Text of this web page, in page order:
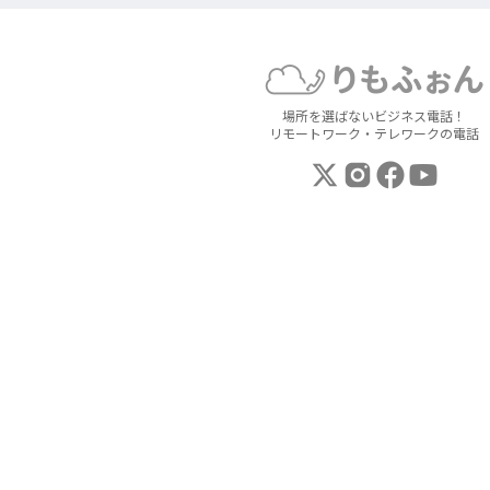
場所を選ばないビジネス電話！
リモートワーク・テレワークの電話